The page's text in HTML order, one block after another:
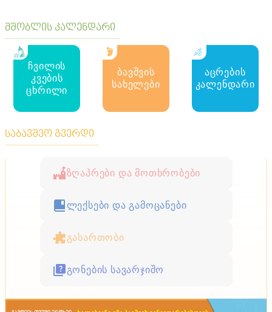
მშობლის კალენდარი
ჩვილის
კვების
ცხრილი
ბავშვის
სახელები
აცრების
კალენდარი
საბავშვო გვერდი
ზღაპრები და მოთხრობები
ლექსები და გამოცანები
გასართობი
გონების სავარჯიშო